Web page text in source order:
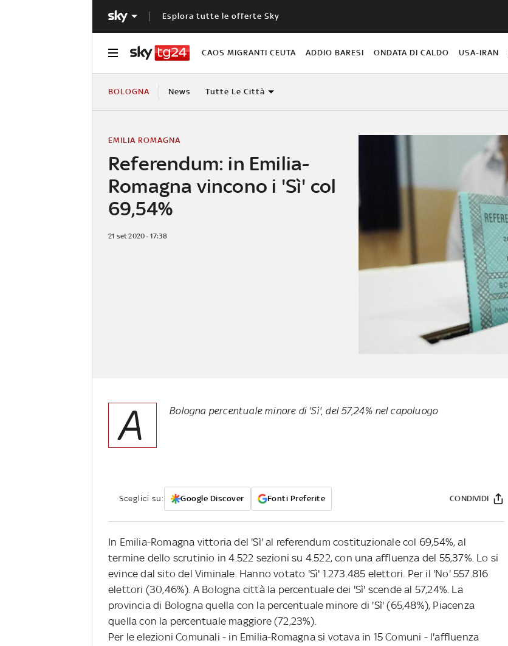
Esplora tutte le offerte Sky
CAOS MIGRANTI CEUTA ADDIO BARESI ONDATA DI CALDO USA-IRAN
BOLOGNA News Tutte Le Città
Referendum: in Emilia-
Romagna vincono i 'Sì' col
69,54%
EMILIA ROMAGNA
21 set 2020 - 17:38
A Bologna percentuale minore di 'Sì', del 57,24% nel capoluogo
Sceglici su: Google Discover Fonti Preferite CONDIVIDI
In Emilia-Romagna vittoria del 'Sì' al referendum costituzionale col 69,54%, al
termine dello scrutinio in 4.522 sezioni su 4.522, con una affluenza del 55,37%. Lo si
evince dal sito del Viminale. Hanno votato 'Sì' 1.273.485 elettori. Per il 'No' 557.816
elettori (30,46%). A Bologna città la percentuale dei 'Sì' scende al 57,24%. La
provincia di Bologna quella con la percentuale minore di 'Sì' (65,48%), Piacenza
quella con la percentuale maggiore (72,23%).
Per le elezioni Comunali - in Emilia-Romagna si votava in 15 Comuni - l'affluenza